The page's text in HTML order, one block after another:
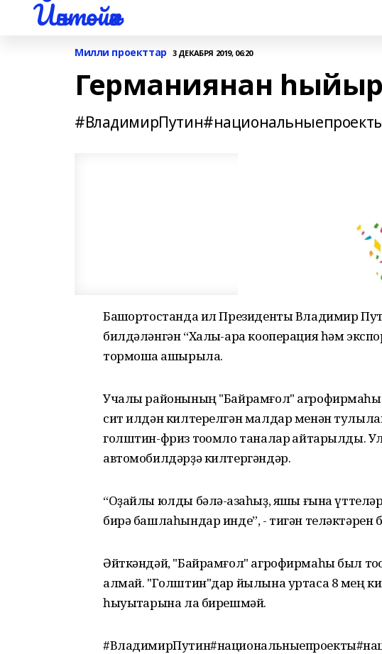
Йәнтөйәк
Милли проекттар 3 ДЕКАБРЯ 2019, 06:20
Германиянан
Башҡортостанда ил Президенты Владимир
билдәләнгән “Халыҡ-ара кооперация һәм
тормошҡа ашырыла.
Учалы районының "Байрамғол" агрофирмаһы
сит илдән килтерелгән малдар менән
голштин-фриз тоҡомло таналар ҡайтарылды.
автомобилдәрҙә килтергәндәр.
“Оҙайлы юлды бәлә-ҡазаһыҙ, яҡшы ғына
бирә башлаһындар инде”, - тигән теләктәрен
Әйткәндәй, "Байрамғол" агрофирмаһы был
алмай. "Голштин"дар йылына уртаса 8 мең
һыуыҡтарына ла бирешмәй.